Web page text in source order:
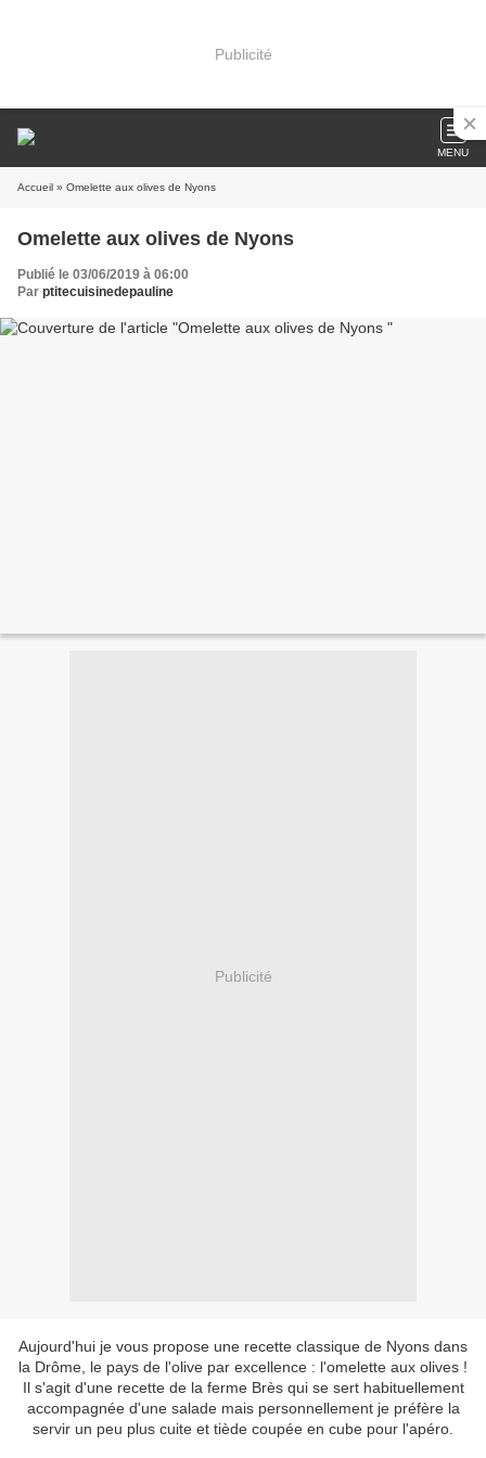
Publicité
MENU
Accueil » Omelette aux olives de Nyons
Omelette aux olives de Nyons
Publié le 03/06/2019 à 06:00
Par ptitecuisinedepauline
Publicité
Aujourd'hui je vous propose une recette classique de Nyons dans
la Drôme, le pays de l'olive par excellence : l'omelette aux olives !
Il s'agit d'une recette de la ferme Brès qui se sert habituellement
accompagnée d'une salade mais personnellement je préfère la
servir un peu plus cuite et tiède coupée en cube pour l'apéro.